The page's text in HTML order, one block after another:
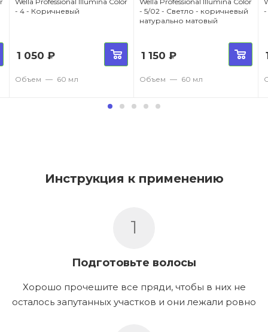
- 4 - Коричневый
1 050 ₽
Объем — 60 мл
- 5/02 - Светло - коричневый
натурально матовый
1 150 ₽
Объем — 60 мл
-
Инструкция к применению
1
Подготовьте волосы
Хорошо прочешите все пряди, чтобы в них не
осталось запутанных участков и они лежали ровно